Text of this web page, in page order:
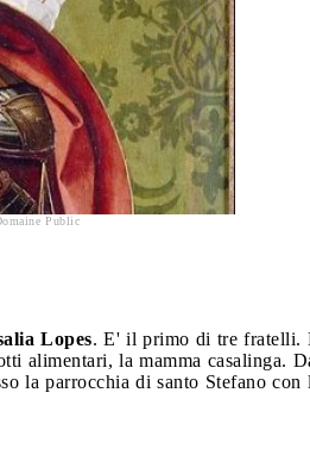
Public
Lopes. E' il primo di tre fratelli.
alimentari, la mamma casalinga.
la parrocchia di santo Stefano con